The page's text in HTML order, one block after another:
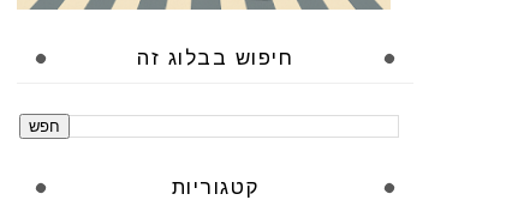
חיפוש בבלוג זה
קטגוריות